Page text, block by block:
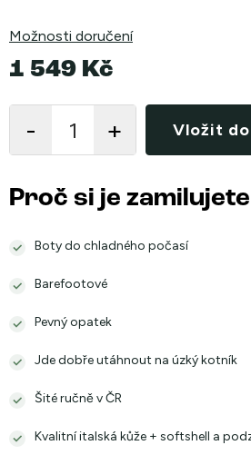
Možnosti doručení
1 549 Kč
cena:
Vložit
Proč si je
Boty do chladného počasí
Barefootové
Pevný opatek
Jde dobře utáhnout na úzký kotník
Šité ručně v ČR
Kvalitní italská kůže + softshell a